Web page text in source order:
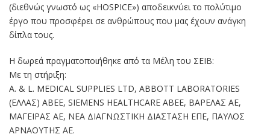
(διεθνώς γνωστό ως «HOSPICE») αποδεικνύει το πολύτιμο
έργο που προσφέρει σε ανθρώπους που μας έχουν ανάγκη
δίπλα τους.
Η δωρεά πραγματοποιήθηκε από τα Μέλη του ΣΕΙΒ:
Με τη στήριξη:
A. & L. MEDICAL SUPPLIES LTD, ABBOTT LABORATORIES
(ΕΛΛΑΣ) ABEE, SIEMENS HEALTHCARE ABEE, ΒΑΡΕΛΑΣ ΑΕ,
ΜΑΓΕΙΡΑΣ ΑΕ, ΝΕΑ ΔΙΑΓΝΩΣΤΙΚΗ ΔΙΑΣΤΑΣΗ ΕΠΕ, ΠΑΥΛΟΣ
ΑΡΝΑΟΥΤΗΣ ΑΕ.